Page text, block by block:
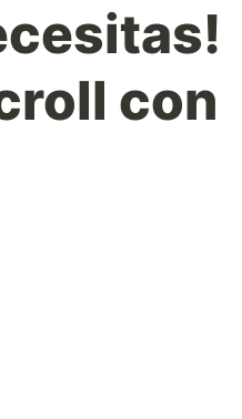
con